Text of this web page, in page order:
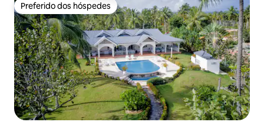
Preferido dos hóspedes
Preferido dos hóspedes